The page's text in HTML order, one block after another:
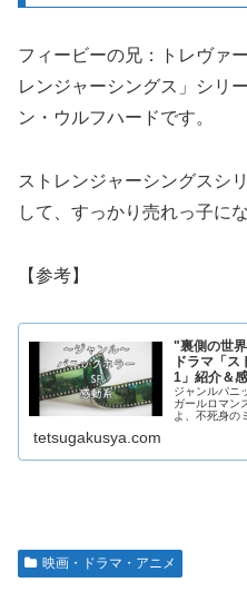
フィービーの兄：トレヴァ
レンジャーシングス」シリ
ン・ウルフハードです。
ストレンジャーシングスシ
して、すっかり売れっ子に
【参考】
"裏側の世
ドラマ「
1」紹介＆
ジャンルパニ
ガールロマン
よ、不死身の
tetsugakusya.com
映画・ドラマ・アニメ